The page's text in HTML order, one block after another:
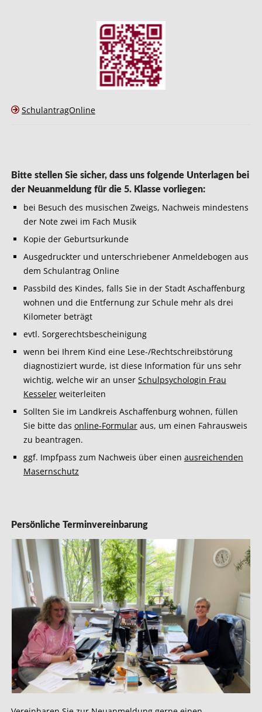
SchulantragOnline
Bitte stellen Sie sicher, dass uns folgende Unterlagen bei
der Neuanmeldung für die 5. Klasse vorliegen:
bei Besuch des musischen Zweigs, Nachweis mindestens
der Note zwei im Fach Musik
Kopie der Geburtsurkunde
Ausgedruckter und unterschriebener Anmeldebogen aus
dem Schulantrag Online
Passbild des Kindes, falls Sie in der Stadt Aschaffenburg
wohnen und die Entfernung zur Schule mehr als drei
Kilometer beträgt
evtl. Sorgerechtsbescheinigung
wenn bei Ihrem Kind eine Lese-/Rechtschreibstörung
diagnostiziert wurde, ist diese Information für uns sehr
wichtig, welche wir an unser Schulpsychologin Frau
Kesselerweiterleiten
Sollten Sie im Landkreis Aschaffenburg wohnen, füllen
Sie bitte das online-Formularaus, um einen Fahrausweis
zu beantragen.
ggf. Impfpass zum Nachweis über einen ausreichenden
Masernschutz
Persönliche Terminvereinbarung